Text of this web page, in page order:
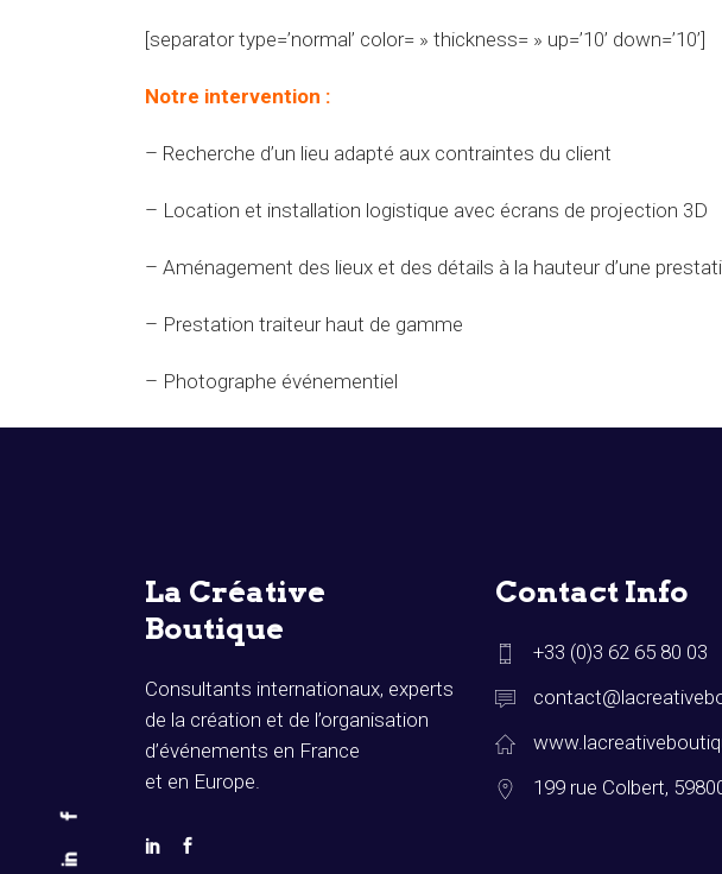
[separator type=’normal’ color= » thickness= » up=’10’ down=’10’]
Notre intervention :
– Recherche d’un lieu adapté aux contraintes du client
– Location et installation logistique avec écrans de projection 3D
– Aménagement des lieux et des détails à la hauteur d’une
– Prestation traiteur haut de gamme
– Photographe événementiel
La Créative
Boutique
Consultants internationaux, experts
de la création et de l’organisation
d’événements en France
et en Europe.
Contact Info
+33 (0)3 62 65 80 03
199 rue Colbert,